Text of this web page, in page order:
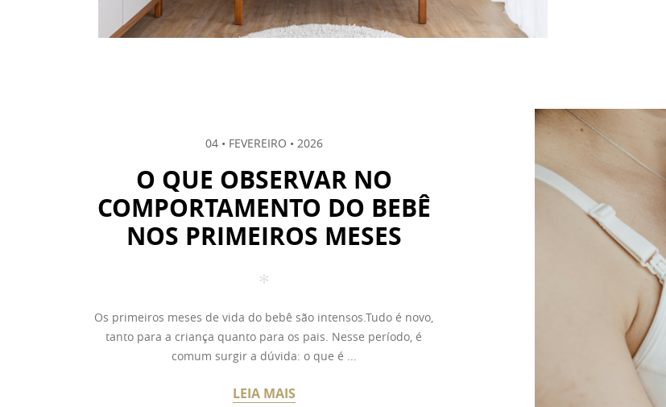
04 • FEVEREIRO • 2026
O QUE OBSERVAR NO
COMPORTAMENTO DO BEBÊ
NOS PRIMEIROS MESES
Os primeiros meses de vida do bebê são intensos.Tudo é novo,
tanto para a criança quanto para os pais. Nesse período, é
comum surgir a dúvida: o que é ...
LEIA MAIS